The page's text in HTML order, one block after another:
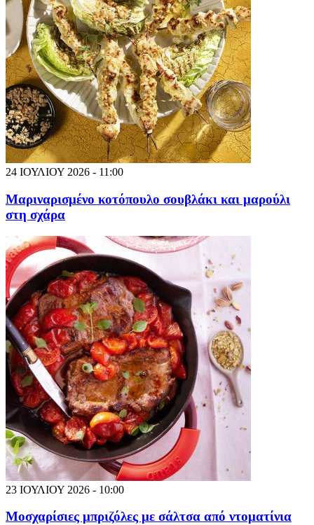
24 ΙΟΥΛΙΟΥ 2026 - 11:00
Μαριναρισμένο κοτόπουλο σουβλάκι και μαρούλι
στη σχάρα
23 ΙΟΥΛΙΟΥ 2026 - 10:00
Μοσχαρίσιες μπριζόλες με σάλτσα από ντοματίνια